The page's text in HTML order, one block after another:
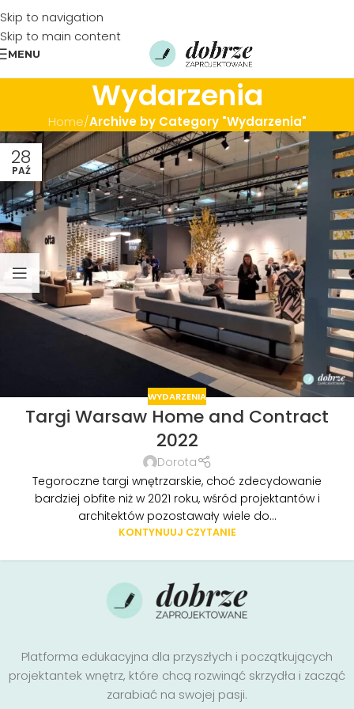
Skip to navigation
Skip to main content
MENU
Wydarzenia
Home/Archive by Category "Wydarzenia"
28
PAŹ
WYDARZENIA
Targi Warsaw Home and Contract
2022
Dorota
Tegoroczne targi wnętrzarskie, choć zdecydowanie
bardziej obfite niż w 2021 roku, wśród projektantów i
architektów pozostawały wiele do...
KONTYNUUJ CZYTANIE
Platforma edukacyjna dla przyszłych i początkujących
projektantek wnętrz, które chcą rozwinąć skrzydła i zacząć
zarabiać na swojej pasji.